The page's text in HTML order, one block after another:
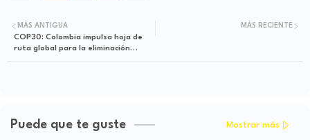
MÁS RECIENTE
MÁS ANTIGUA
COP30: Colombia impulsa hoja de
ruta global para la eliminación
Puede que te guste Mostrar más